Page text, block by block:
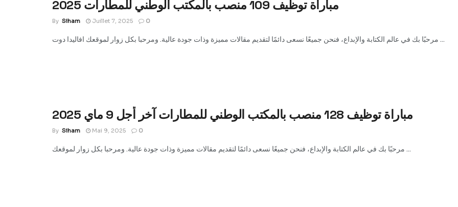
مباراة توظيف 109 منصب بالمكتب الوطني للمطارات 2025
By Siham Juillet 7, 2025 0
مرحبًا بك في عالم الكتابة والإبداع، فنحن جميعًا نسعى دائمًا لتقديم مقالات مميزة وذات جودة عالية. ومرحبا بكل زوار لموقعك افاليدا دوت ...
مباراة توظيف 128 منصب بالمكتب الوطني للمطارات آخر أجل 9 ماي 2025
By Siham Mai 9, 2025 0
مرحبًا بك في عالم الكتابة والإبداع، فنحن جميعًا نسعى دائمًا لتقديم مقالات مميزة وذات جودة عالية. ومرحبا بكل زوار لموقعك ...